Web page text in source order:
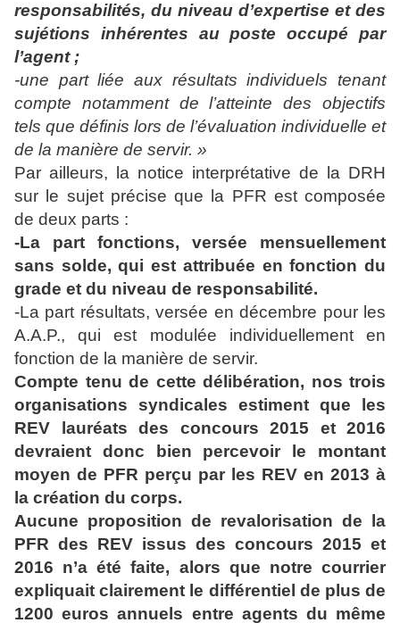
responsabilités, du niveau d’expertise et des
sujétions inhérentes au poste occupé par
l’agent ;
-une part liée aux résultats individuels tenant
compte notamment de l’atteinte des objectifs
tels que définis lors de l’évaluation individuelle et
de la manière de servir. »
Par ailleurs, la notice interprétative de la DRH
sur le sujet précise que la PFR est composée
de deux parts :
-La part fonctions, versée mensuellement
sans solde, qui est attribuée en fonction du
grade et du niveau de responsabilité.
-La part résultats, versée en décembre pour les
A.A.P., qui est modulée individuellement en
fonction de la manière de servir.
Compte tenu de cette délibération, nos trois
organisations syndicales estiment que les
REV lauréats des concours 2015 et 2016
devraient donc bien percevoir le montant
moyen de PFR perçu par les REV en 2013 à
la création du corps.
Aucune proposition de revalorisation de la
PFR des REV issus des concours 2015 et
2016 n’a été faite, alors que notre courrier
expliquait clairement le différentiel de plus de
1200 euros annuels entre agents du même